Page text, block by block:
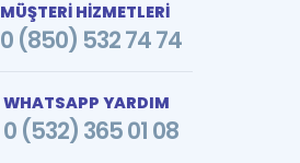
MÜŞTERİ HİZMETLERİ
0 (850) 532 74 74
WHATSAPP YARDIM
0 (532) 365 01 08